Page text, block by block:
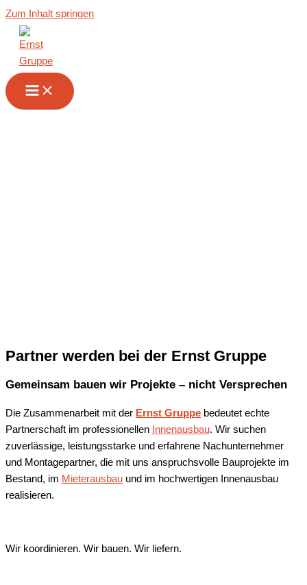
Zum Inhalt springen
Partner werden bei der Ernst Gruppe
Gemeinsam bauen wir Projekte – nicht Versprechen
Die Zusammenarbeit mit der Ernst Gruppe bedeutet echte
Partnerschaft im professionellen Innenausbau. Wir suchen
zuverlässige, leistungsstarke und erfahrene Nachunternehmer
und Montagepartner, die mit uns anspruchsvolle Bauprojekte im
Bestand, im Mieterausbau und im hochwertigen Innenausbau
realisieren.
Wir koordinieren. Wir bauen. Wir liefern.